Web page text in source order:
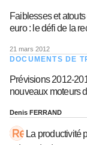
Faiblesses et
euro : le défi de la
21 mars 2012
DOCUMENTS DE
Prévisions 2012-
nouveaux moteurs
Denis FERRAND
La productivité